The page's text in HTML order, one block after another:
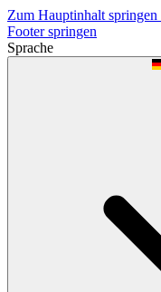
Zum Hauptinhalt springen
Footer springen
Sprache